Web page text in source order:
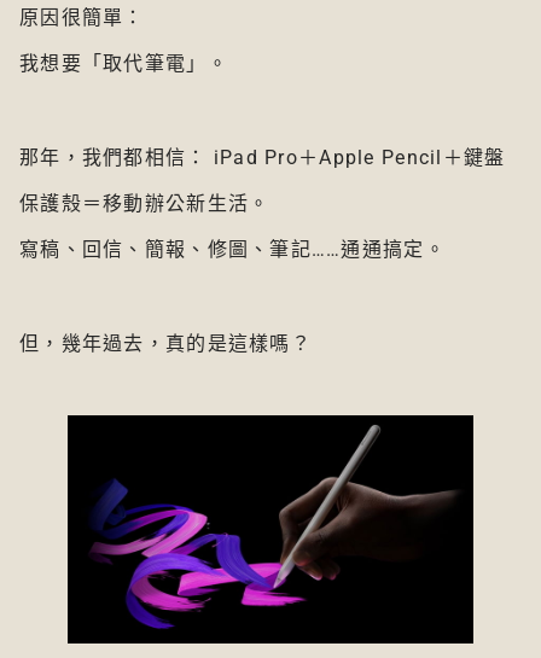
原因很簡單：
我想要「取代筆電」。
那年，我們都相信： iPad Pro＋Apple Pencil＋鍵盤
保護殼＝移動辦公新生活。
寫稿、回信、簡報、修圖、筆記……通通搞定。
但，幾年過去，真的是這樣嗎？